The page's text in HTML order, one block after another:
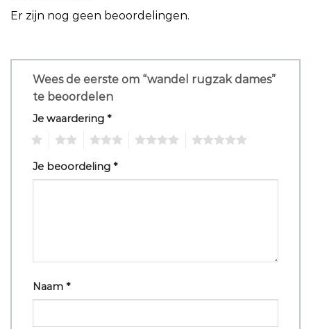
Er zijn nog geen beoordelingen.
Wees de eerste om “wandel rugzak dames”
te beoordelen
Je waardering *
Je beoordeling *
Naam *